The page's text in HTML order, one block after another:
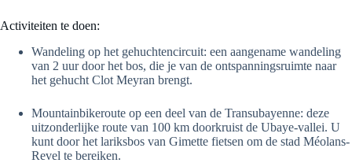
Activiteiten te doen:
Wandeling op het gehuchtencircuit: een aangename wandeling
van 2 uur door het bos, die je van de ontspanningsruimte naar
het gehucht Clot Meyran brengt.
Mountainbikeroute op een deel van de Transubayenne: deze
uitzonderlijke route van 100 km doorkruist de Ubaye-vallei. U
kunt door het lariksbos van Gimette fietsen om de stad Méolans-
Revel te bereiken.